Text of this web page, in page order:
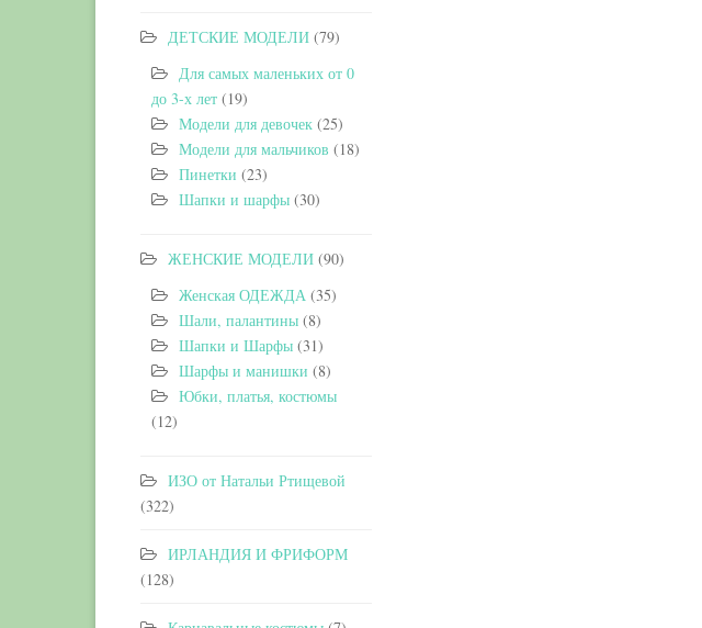
ДЕТСКИЕ МОДЕЛИ (79)
Для самых маленьких от 0
до 3-х лет (19)
Модели для девочек (25)
Модели для мальчиков (18)
Пинетки (23)
Шапки и шарфы (30)
ЖЕНСКИЕ МОДЕЛИ (90)
Женская ОДЕЖДА (35)
Шали, палантины (8)
Шапки и Шарфы (31)
Шарфы и манишки (8)
Юбки, платья, костюмы
(12)
ИЗО от Натальи Ртищевой
(322)
ИРЛАНДИЯ И ФРИФОРМ
(128)